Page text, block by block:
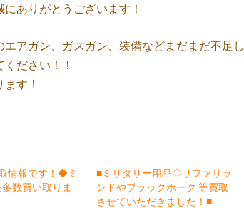
ありがとうございます！
アガン、ガスガン、装備などまだまだ不足し
ださい！！
す！
情報です！◆ミ
数買い取りま
■ミリタリー用品◇サファリラ
ンドやブラックホーク 等買取
させていただきました！■